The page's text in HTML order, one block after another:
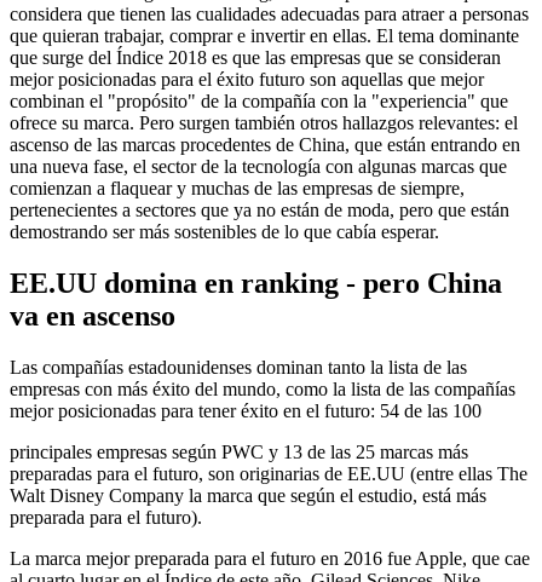
considera que tienen las cualidades adecuadas para atraer a personas
que quieran trabajar, comprar e invertir en ellas. El tema dominante
que surge del Índice 2018 es que las empresas que se consideran
mejor posicionadas para el éxito futuro son aquellas que mejor
combinan el "propósito" de la compañía con la "experiencia" que
ofrece su marca. Pero surgen también otros hallazgos relevantes: el
ascenso de las marcas procedentes de China, que están entrando en
una nueva fase, el sector de la tecnología con algunas marcas que
comienzan a flaquear y muchas de las empresas de siempre,
pertenecientes a sectores que ya no están de moda, pero que están
demostrando ser más sostenibles de lo que cabía esperar.
EE.UU domina en ranking - pero China
va en ascenso
Las compañías estadounidenses dominan tanto la lista de las
empresas con más éxito del mundo, como la lista de las compañías
mejor posicionadas para tener éxito en el futuro: 54 de las 100
principales empresas según PWC y 13 de las 25 marcas más
preparadas para el futuro, son originarias de EE.UU (entre ellas The
Walt Disney Company la marca que según el estudio, está más
preparada para el futuro).
La marca mejor preparada para el futuro en 2016 fue Apple, que cae